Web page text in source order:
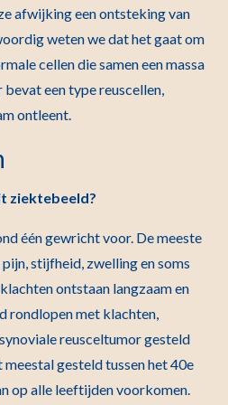
afwijking een ontsteking van
weten we dat het gaat om
cellen die samen een massa
een type reuscellen,
ontleent.
ziektebeeld?
één gewricht voor. De meeste
stijfheid, zwelling en soms
ontstaan langzaam en
rondlopen met klachten,
reusceltumor gesteld
gesteld tussen het 40e
op alle leeftijden voorkomen.